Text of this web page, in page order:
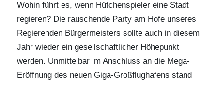
Wohin führt es, wenn Hütchenspieler eine Stadt
regieren? Die rauschende Party am Hofe unseres
Regierenden Bürgermeisters sollte auch in diesem
Jahr wieder ein gesellschaftlicher Höhepunkt
werden. Unmittelbar im Anschluss an die Mega-
Eröffnung des neuen Giga-Großflughafens stand